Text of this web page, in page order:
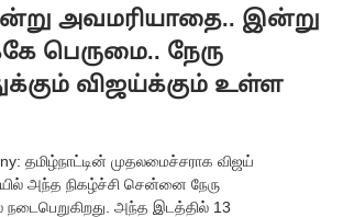
உள்ள தொடர்பு!
அவமரியாதை.. இன்று
பெருமை.. நேரு
விஜய்க்கும் உள்ள
தமிழ்நாட்டின் முதலமைச்சராக விஜய்
அந்த நிகழ்ச்சி சென்னை நேரு
நடைபெறுகிறது. அந்த இடத்தில் 13